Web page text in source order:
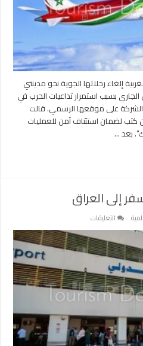
الإمارات
وقطر
مغلقة
إلغاء رحلاتها الجوية نحو مدينتي
بسبب استمرار تداعيات الحرب في
على موقعها الرسمي. قالت
كثب لضمان استئناف آمن للعمليات
بعد …
إلى العراق
التعليقات
تركيا
تحذر
رعاياها
من
السفر
إلى
العراق
مغلقة